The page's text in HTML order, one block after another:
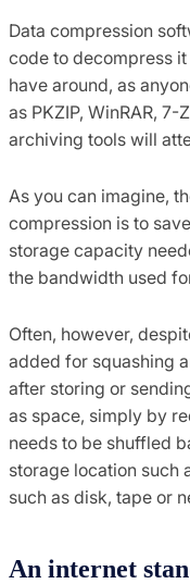
Data compression
code to decompress
have around, as
as PKZIP, WinRAR,
archiving tools will
As you can imagine,
compression is to
storage capacity
the bandwidth used
Often, however,
added for squashing
after storing or
as space, simply by
needs to be shuffled
storage location such
such as disk, tape or
An internet